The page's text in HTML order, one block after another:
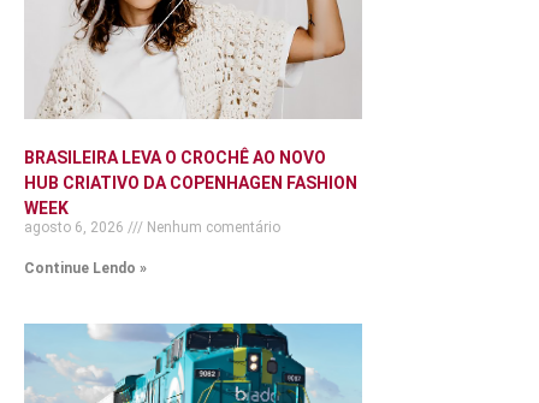
BRASILEIRA LEVA O CROCHÊ AO NOVO
HUB CRIATIVO DA COPENHAGEN FASHION
WEEK
agosto 6, 2026 Nenhum comentário
Continue Lendo »